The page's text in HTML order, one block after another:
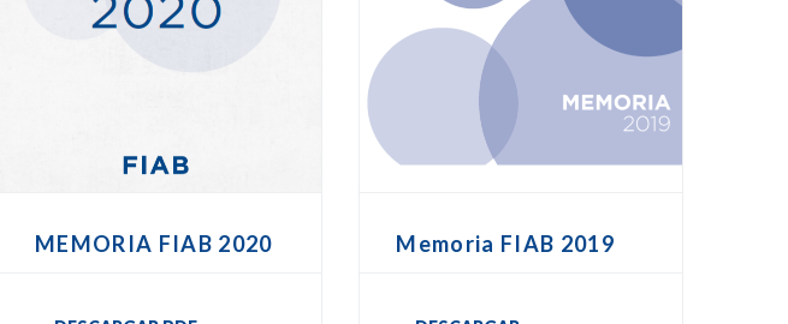
MEMORIA FIAB 2020 Memoria FIAB 2019